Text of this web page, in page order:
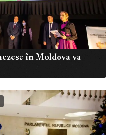
în Moldova va